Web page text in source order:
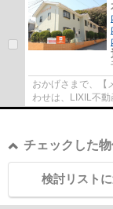
おかげさまで、【
わせは、LIXIL不動
チェックした
検討リスト